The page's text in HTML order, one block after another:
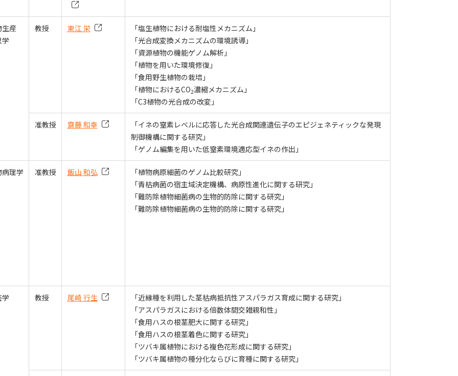
産
教授 東江 栄 「塩生植物における耐塩性メカニズム 」
「光合成変換メカニズムの環境誘導」
「資源植物の機能ゲノム解析」
「植物を用いた環境修復」
「食用野生植物の栽培」
「植物におけるCO2濃縮メカニズム 」
「C3植物の光合成の改変 」
准教授 齋藤 和幸 「イネの窒素レベルに応答した光合成関連遺伝子のエピジェネティックな発現
制御機構に関する研究」
「ゲノム編集を用いた低窒素環境適応型イネの作出 」
理学 准教授 飯山 和弘 「植物病原細菌のゲノム比較研究」
「青枯病菌の宿主域決定機構、病原性進化に関する研究」
「難防除植物細菌病の生物的防除に関する研究」
「難防除植物細菌病の生物的防除に関する研究」
教授 尾崎 行生
「近縁種を利用した茎枯病抵抗性アスパラガス育成に関する研究」
「アスパラガスにおける倍数体間交雑親和性」
「食用ハスの根茎肥大に関する研究」
「食用ハスの根茎着色に関する研究」
「ツバキ属植物における複色花形成に関する研究」
「ツバキ属植物の種分化ならびに育種に関する研究」